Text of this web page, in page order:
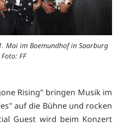
Mai im Boemundhof in Saarburg
FF
Rising" bringen Musik im
auf die Bühne und rocken
Guest wird beim Konzert